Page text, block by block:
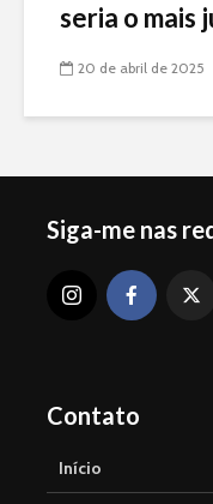
seria o mais
20 de abril de 2025
Siga-me nas
Contato
Início